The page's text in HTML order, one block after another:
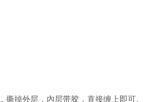
撕掉外层，内层带胶，直接缠上即可。